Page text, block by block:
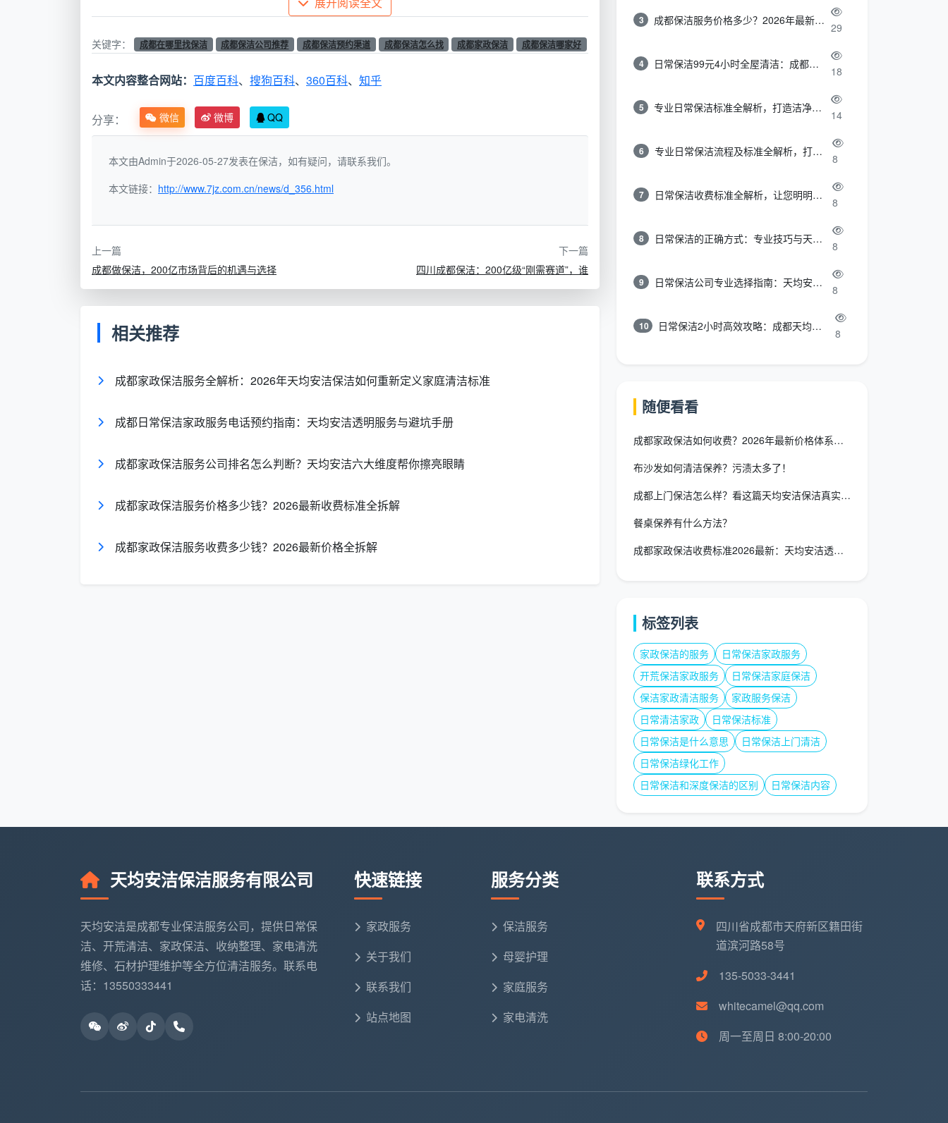
小程序
程序
准
需提前预约
家庭
锁自助
全市
店便民终
作简单，与“蓉优爱家”同步
类有限
营公司
保洁等
员工制管理、服务标准统
一、售后可追溯、固定保
转包
追求稳定品
活服务
平台
众点评、
评价可参考、数字化调度
高，保洁员到手收入低可能影
价的年轻消
小区业
微信群、
麻辣社区
真实口碑、邻里验证、贴
合本小区实际
个人保洁员流动性大、无合同
保障、出了纠纷维权难
有熟人真实
政门店
家政门店
执照、响应快
察
核心认知更新：2025年9月，由成都市商务局指导、市家政协会打造的“蓉优爱家”家政小程序正
登录小程序，指尖轻点即可完成服务查询、比价、预约等操作，真正实现家政服务‘随时随地、触手
的“五靠谱”标准，让居民用得放心、安心。这是目前在成都找保洁最值得信赖的官方渠道之一。
端上简单操作，就能轻松预约陪护、保洁等服务。通过“家政+零售”的跨界模式，真正打通了家政服
官方渠道（“蓉优爱家”等）的背后，是政府与协会的信用背书。
“蓉优爱家”小程序由成都市商务
能靠谱、价格靠谱、服务靠谱、保障靠谱。这种信用背书，是普通商业平台无法提供的。
本地直营公司的背后，是可追溯的服务闭环。
四川天府新区家政服务行业倡议书明确指出，家
政服务机构应在其经营场所或网络平台公示相关证照，公开服务项目、服务内容、收费标准和投诉监
聘、统一培训、统一管理，服务出了问题能找到明确的负责人——这是个人接单和转包中介无法提供
服务商模式经得起验证。渠道选对了，筛选范围就已经被大幅缩小。
关键字： 成都在哪里找保洁 成都保洁公司推荐 成都保洁预约渠道 成都保洁怎么找 成都家政保洁 成都保洁哪家好
本文内容整合网站： 百度百科、 搜狗百科、 360百科、 知乎
分享： 微信 微博 QQ
本文由Admin于2026-05-27发表在保洁，如有疑问，请联系我们。
本文链接： http://www.7jz.com.cn/news/d_356.html
上一篇
成都做保洁，200亿市场背后的机遇与选择
下一篇
四川成都保洁：200亿级“刚需赛道”，谁
相关推荐
成都家政保洁服务全解析：2026年天均安洁保洁如何重新定义家庭清洁标准
成都日常保洁家政服务电话预约指南：天均安洁透明服务与避坑手册
成都家政保洁服务公司排名怎么判断？天均安洁六大维度帮你擦亮眼睛
成都家政保洁服务价格多少钱？2026最新收费标准全拆解
成都家政保洁服务收费多少钱？2026最新价格全拆解
3 成都保洁服务价格多少？2026年最新报价表来了，这一篇看透所有费用
29
4 日常保洁99元4小时全屋清洁：成都天均安洁保洁超值服务全解析
18
5 专业日常保洁标准全解析，打造洁净舒适生活空间
14
6 专业日常保洁流程及标准全解析，打造洁净舒适环境
8
7 日常保洁收费标准全解析，让您明明白白消费
8
8 日常保洁的正确方式：专业技巧与天均安洁保洁服务全解析
8
9 日常保洁公司专业选择指南：天均安洁保洁服务全解析
8
10 日常保洁2小时高效攻略：成都天均安洁保洁专业时间管理方案
8
随便看看
成都家政保洁如何收费？2026年最新价格体系全解析
布沙发如何清洁保养？污渍太多了！
成都上门保洁怎么样？看这篇天均安洁保洁真实体验告诉你！
餐桌保养有什么方法？
成都家政保洁收费标准2026最新：天均安洁透明报价一览表
标签列表
家政保洁的服务
日常保洁家政服务
开荒保洁家政服务
日常保洁家庭保洁
保洁家政清洁服务
家政服务保洁
日常清洁家政
日常保洁标准
日常保洁是什么意思
日常保洁上门清洁
日常保洁绿化工作
日常保洁和深度保洁的区别
日常保洁内容
天均安洁保洁服务有限公司
天均安洁是成都专业保洁服务公司，提供日常保
洁、开荒清洁、家政保洁、收纳整理、家电清洗
维修、石材护理维护等全方位清洁服务。联系电
话：13550333441
快速链接
家政服务
关于我们
联系我们
站点地图
服务分类
保洁服务
母婴护理
家庭服务
家电清洗
联系方式
四川省成都市天府新区籍田街
道滨河路58号
135-5033-3441
whitecamel@qq.com
周一至周日 8:00-20:00